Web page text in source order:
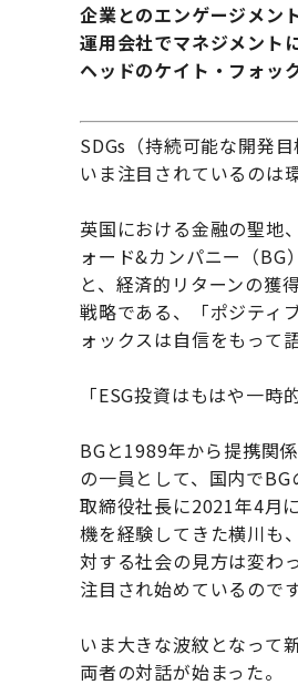
企業とのエンゲージメン
運用会社でマネジメント
ヘッドのケイト・フォッ
SDGs（持続可能な開発
いま注目されているのは
英国における金融の聖地
ォード&カンパニー（BG
と、経済的リターンの獲
戦略である、「ポジティ
ォックスは自信をもって語
「ESG投資はもはや一時
BGと1989年から提携関
の一員として、国内で
取締役社長に2021年4月
機を経験してきた横川も
対する社会の見方は変わ
注目され始めているのです
いま大きな波紋となって
両者の対話が始まった。